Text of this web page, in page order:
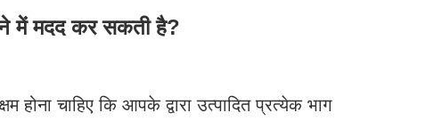
में मदद कर सकती है?
चाहिए कि आपके द्वारा उत्पादित प्रत्येक भाग